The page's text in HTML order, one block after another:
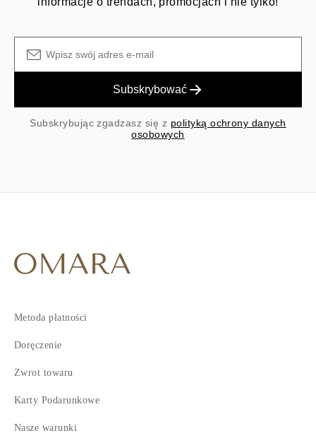
Subskrybować
Subskrybując zgadzasz się z polityką ochrony danych
osobowych
Metoda płatności
Doręczenie
Zwrot towaru
Karty Podarunkowe
Nasze warunki